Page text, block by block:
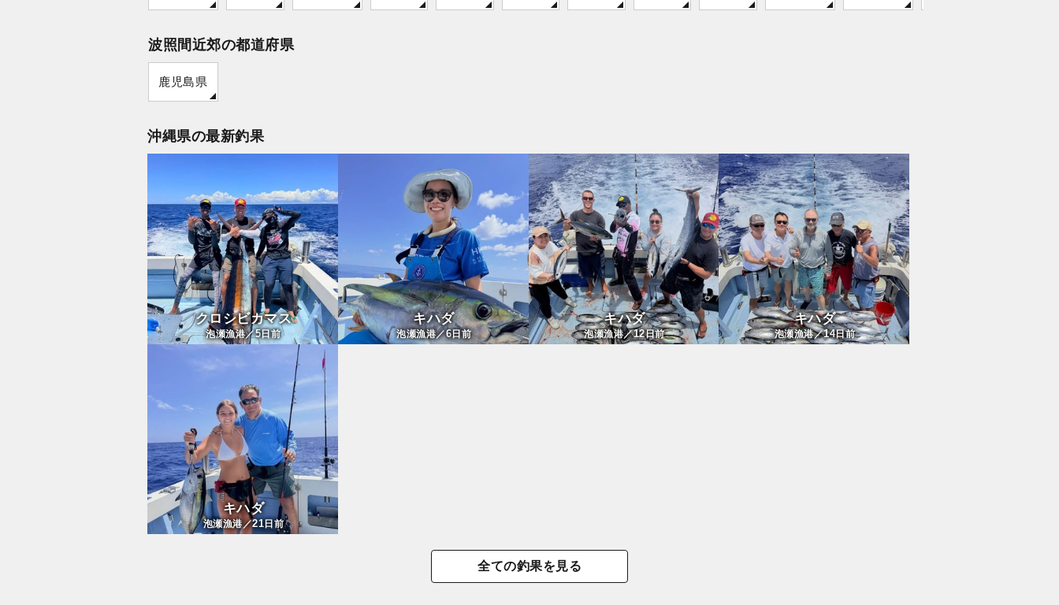
波照間近郊の都道府県
鹿児島県
沖縄県の最新釣果
クロシビカマス
泡瀬漁港／5日前
キハダ
泡瀬漁港／6日前
キハダ
泡瀬漁港／12日前
キハダ
泡瀬漁港／14日前
キハダ
泡瀬漁港／21 日前
全ての釣果を見る